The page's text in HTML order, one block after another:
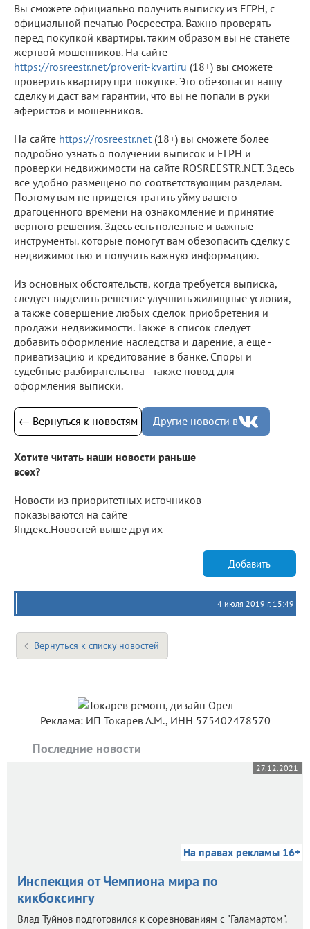
Вы сможете официально получить выписку из ЕГРН, с
официальной печатью Росреестра. Важно проверять
перед покупкой квартиры. таким образом вы не станете
жертвой мошенников. На сайте
https://rosreestr.net/proverit-kvartiru (18+) вы сможете
проверить квартиру при покупке. Это обезопасит вашу
сделку и даст вам гарантии, что вы не попали в руки
аферистов и мошенников.
На сайте https://rosreestr.net (18+) вы сможете более
подробно узнать о получении выписок и ЕГРН и
проверки недвижимости на сайте ROSREESTR.NET. Здесь
все удобно размещено по соответствующим разделам.
Поэтому вам не придется тратить уйму вашего
драгоценного времени на ознакомление и принятие
верного решения. Здесь есть полезные и важные
инструменты. которые помогут вам обезопасить сделку с
недвижимостью и получить важную информацию.
Из основных обстоятельств, когда требуется выписка,
следует выделить решение улучшить жилищные условия,
а также совершение любых сделок приобретения и
продажи недвижимости. Также в список следует
добавить оформление наследства и дарение, а еще -
приватизацию и кредитование в банке. Споры и
судебные разбирательства - также повод для
оформления выписки.
← Вернуться к новостям Другие новости в
Хотите читать наши новости раньше
всех?
Новости из приоритетных источников
показываются на сайте
Яндекс.Новостей выше других
Добавить
4 июля 2019 г. 15:49
Вернуться к списку новостей
Реклама: ИП Токарев А.М., ИНН 575402478570
Последние новости
27.12.2021
На правах рекламы 16+
Инспекция от Чемпиона мира по
кикбоксингу
Влад Туйнов подготовился к соревнованиям с "Галамартом".